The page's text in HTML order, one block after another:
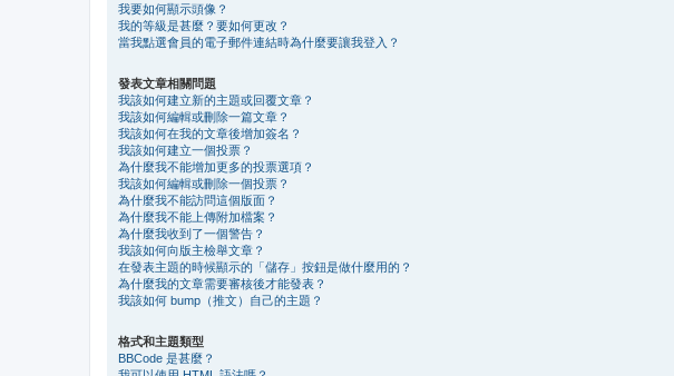
我要如何顯示頭像？
我的等級是甚麼？要如何更改？
當我點選會員的電子郵件連結時為什麼要讓我登入？
發表文章相關問題
我該如何建立新的主題或回覆文章？
我該如何編輯或刪除一篇文章？
我該如何在我的文章後增加簽名？
我該如何建立一個投票？
為什麼我不能增加更多的投票選項？
我該如何編輯或刪除一個投票？
為什麼我不能訪問這個版面？
為什麼我不能上傳附加檔案？
為什麼我收到了一個警告？
我該如何向版主檢舉文章？
在發表主題的時候顯示的「儲存」按鈕是做什麼用的？
為什麼我的文章需要審核後才能發表？
我該如何 bump（推文）自己的主題？
格式和主題類型
BBCode 是甚麼？